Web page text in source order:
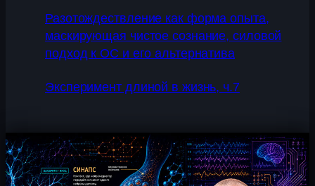
Разотождествление как форма опыта,
маскирующая чистое сознание, силовой
подход к ОС и его альтернатива
Эксперимент длиной в жизнь, ч.7